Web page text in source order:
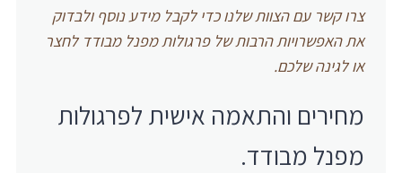
צרו קשר עם הצוות שלנו כדי לקבל מידע נוסף ולבדוק
את האפשרויות הרבות של פרגולות מפנל מבודד לחצר
או לגינה שלכם.
מחירים והתאמה אישית לפרגולות
מפנל מבודד.